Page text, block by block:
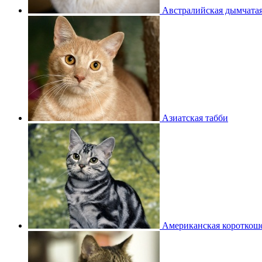
Австралийская
Азиатская табби
Американская